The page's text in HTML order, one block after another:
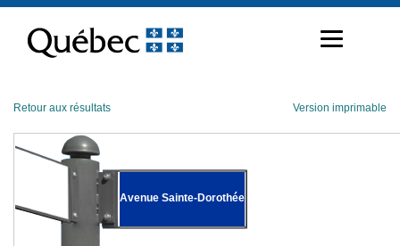
contenu
Retour aux résultats Version imprimable
Avenue Sainte-Dorothée